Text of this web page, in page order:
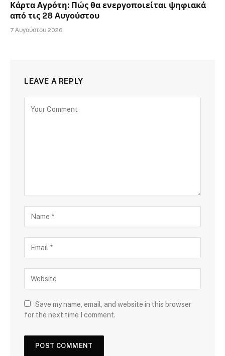
Κάρτα Αγρότη: Πώς θα ενεργοποιείται ψηφιακά
από τις 28 Αυγούστου
7 Αυγούστου 2026
LEAVE A REPLY
Save my name, email, and website in this browser
for the next time I comment.